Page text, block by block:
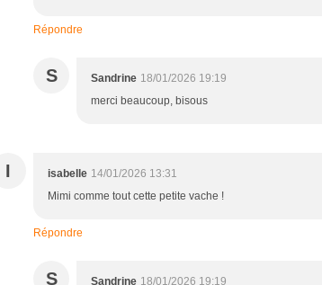
Répondre
S Sandrine 18/01/2026 19:19
merci beaucoup, bisous
I isabelle 14/01/2026 13:31
Mimi comme tout cette petite vache !
Répondre
S Sandrine 18/01/2026 19:19